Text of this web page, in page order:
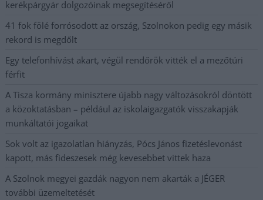
kerékpárgyár dolgozóinak megsegítéséről
41 fok fölé forrósodott az ország, Szolnokon pedig egy másik
rekord is megdőlt
Egy telefonhívást akart, végül rendőrök vitték el a mezőtúri
férfit
A Tisza kormány minisztere újabb nagy változásokról döntött
a közoktatásban – például az iskolaigazgatók visszakapják
munkáltatói jogaikat
Sok volt az igazolatlan hiányzás, Pócs János fizetéslevonást
kapott, más fideszesek még kevesebbet vittek haza
A Szolnok megyei gazdák nagyon nem akarták a JÉGER
további üzemeltetését